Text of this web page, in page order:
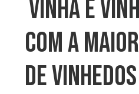
Vinha E
Com A
De